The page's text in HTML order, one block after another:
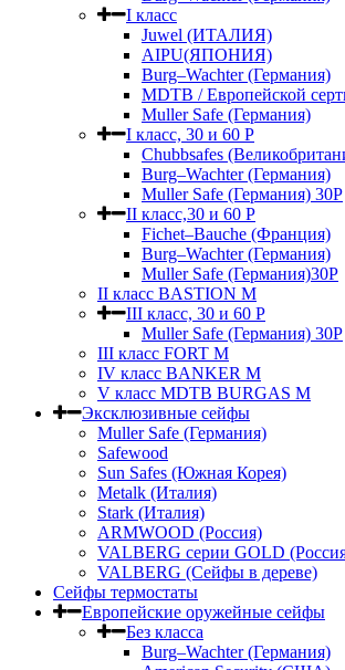
I класс
Juwel (ИТАЛИЯ)
AIPU(ЯПОНИЯ)
Burg–Wachter (Германия)
MDTB / Европейской
Muller Safe (Германия)
I класс, 30 и 60 P
Chubbsafes
Burg–Wachter (Германия)
Muller Safe (Германия) 30Р
II класс,30 и 60 P
Fichet–Bauche (Франция)
Burg–Wachter (Германия)
Muller Safe (Германия)30P
II класс BASTION M
III класс, 30 и 60 P
Muller Safe (Германия) 30Р
III класс FORT M
IV класс BANKER M
V класс МDTB BURGAS M
Эксклюзивные сейфы
Muller Safe (Германия)
Safewood
Sun Safes (Южная Корея)
Metalk (Италия)
Stark (Италия)
ARMWOOD (Россия)
VALBERG серии GOLD
VALBERG (Сейфы в дереве)
Сейфы термостаты
Европейские оружейные сейфы
Без класса
Burg–Wachter (Германия)